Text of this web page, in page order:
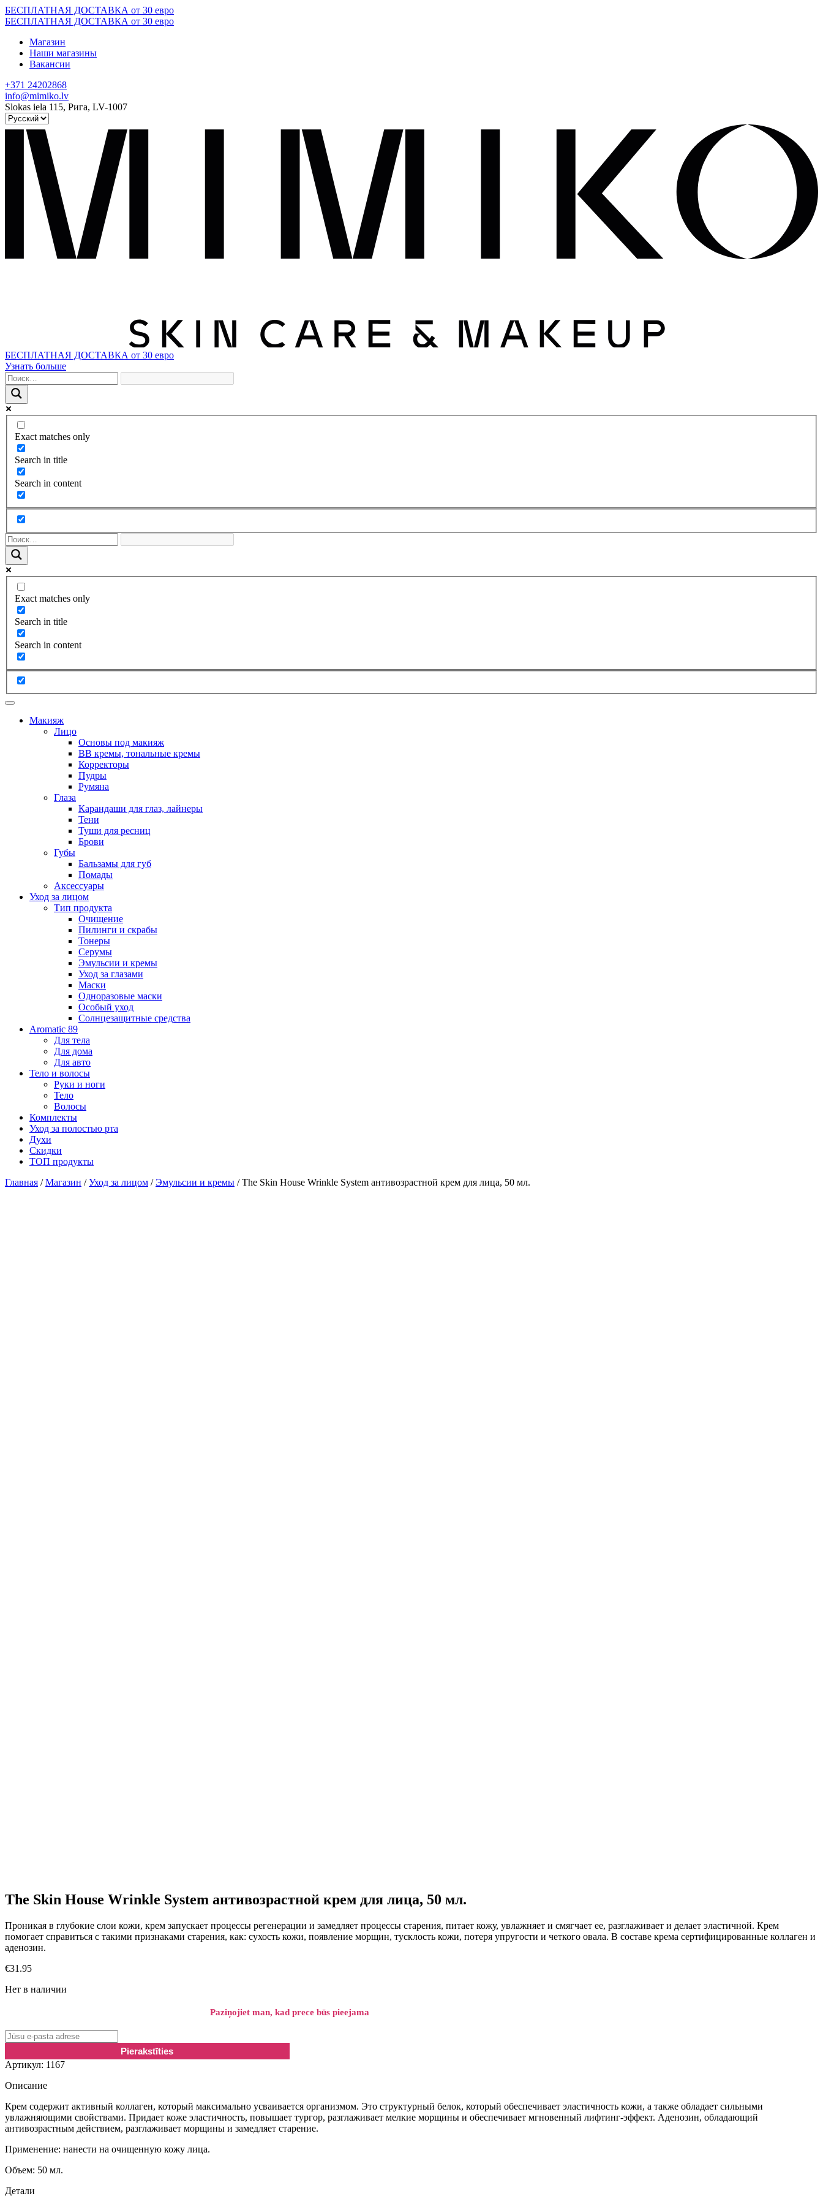
Skip
to
БЕСПЛАТНАЯ ДОСТАВКА от 30 евро
БЕСПЛАТНАЯ ДОСТАВКА от 30 евро
Магазин
Наши магазины
Вакансии
+371 24202868
info@mimiko.lv
Slokas iela 115, Рига, LV-1007
БЕСПЛАТНАЯ ДОСТАВКА от 30 евро
Узнать больше
Exact matches only
Search in title
Search in content
Exact matches only
Search in title
Search in content
Макияж
Лицо
Основы под макияж
BB кремы, тональные кремы
Корректоры
Пудры
Румяна
Глаза
Карандаши для глаз, лайнеры
Тени
Туши для ресниц
Брови
Губы
Бальзамы для губ
Помады
Аксессуары
Уход за лицом
Тип продукта
Очищение
Пилинги и скрабы
Тонеры
Серумы
Эмульсии и кремы
Уход за глазами
Маски
Одноразовые маски
Особый уход
Солнцезащитные средства
Aromatic 89
Для тела
Для дома
Для авто
Тело и волосы
Руки и ноги
Тело
Волосы
Комплекты
Уход за полостью рта
Духи
Скидки
ТОП продукты
Главная /Магазин /Уход за лицом /Эмульсии и кремы / The Skin House Wrinkle System антивозрастной крем для лица, 50 мл.
The Skin House Wrinkle System антивозрастной крем для лица, 50 мл.
Проникая в глубокие слои кожи, крем запускает процессы регенерации и замедляет процессы старения, питает кожу, увлажняет и смягчает ее, разглаживает и делает эластичной. Крем
помогает справиться с такими признаками старения, как: сухость кожи, появление морщин, тусклость кожи, потеря упругости и четкого овала. В составе крема сертифицированные коллаген и
аденозин.
€31.95
Нет в наличии
Paziņojiet man, kad prece būs pieejama
Артикул: 1167
Описание
Крем содержит активный коллаген, который максимально усваивается организмом. Это структурный белок, который обеспечивает эластичность кожи, а также обладает сильными
увлажняющими свойствами. Придает коже эластичность, повышает тургор, разглаживает мелкие морщины и обеспечивает мгновенный лифтинг-эффект. Аденозин, обладающий
антивозрастным действием, разглаживает морщины и замедляет старение.
Применение: нанести на очищенную кожу лица.
Объем: 50 мл.
Детали